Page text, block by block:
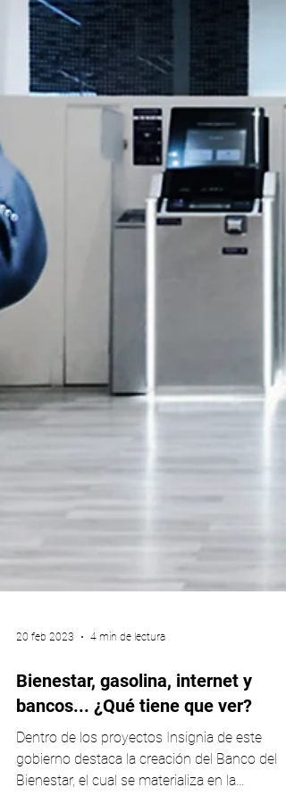
20 feb 2023 4 min de lectura
Bienestar, gasolina, internet y
bancos... ¿Qué tiene que ver?
Dentro de los proyectos Insignia de este